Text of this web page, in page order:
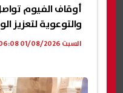
أوقاف الفيوم
والتوعوية لتعزيز
السبت 01/08/2026 06:08 م